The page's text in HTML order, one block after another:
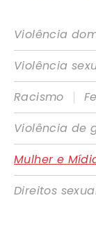
Violência
Violência
Racismo
|
Violência de
Mulher e
Direitos